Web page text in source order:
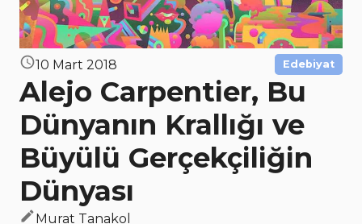
10 Mart 2018 Edebiyat
Alejo Carpentier, Bu
Dünyanın Krallığı ve
Büyülü Gerçekçiliğin
Dünyası
Murat Tanakol